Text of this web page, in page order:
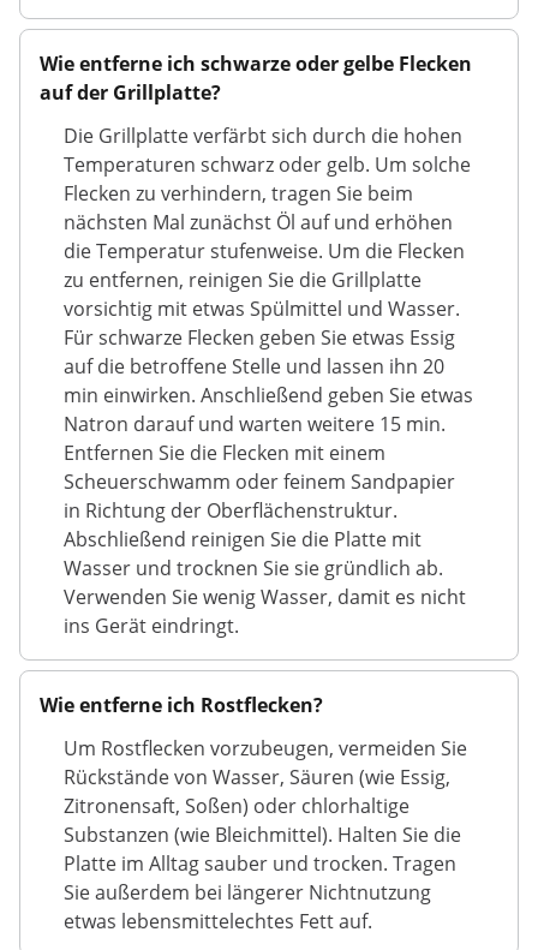
Wie entferne ich schwarze oder gelbe Flecken
auf der Grillplatte?
Die Grillplatte verfärbt sich durch die hohen
Temperaturen schwarz oder gelb. Um solche
Flecken zu verhindern, tragen Sie beim
nächsten Mal zunächst Öl auf und erhöhen
die Temperatur stufenweise. Um die Flecken
zu entfernen, reinigen Sie die Grillplatte
vorsichtig mit etwas Spülmittel und Wasser.
Für schwarze Flecken geben Sie etwas Essig
auf die betroffene Stelle und lassen ihn 20
min einwirken. Anschließend geben Sie etwas
Natron darauf und warten weitere 15 min.
Entfernen Sie die Flecken mit einem
Scheuerschwamm oder feinem Sandpapier
in Richtung der Oberflächenstruktur.
Abschließend reinigen Sie die Platte mit
Wasser und trocknen Sie sie gründlich ab.
Verwenden Sie wenig Wasser, damit es nicht
ins Gerät eindringt.
Wie entferne ich Rostflecken?
Um Rostflecken vorzubeugen, vermeiden Sie
Rückstände von Wasser, Säuren (wie Essig,
Zitronensaft, Soßen) oder chlorhaltige
Substanzen (wie Bleichmittel). Halten Sie die
Platte im Alltag sauber und trocken. Tragen
Sie außerdem bei längerer Nichtnutzung
etwas lebensmittelechtes Fett auf.